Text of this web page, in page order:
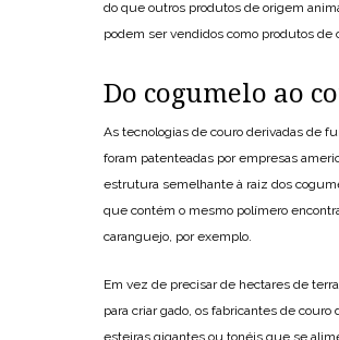
do que outros produtos de origem
podem ser vendidos como produtos de
Do cogumelo ao
As tecnologias de couro derivadas de
foram patenteadas por empresas
estrutura semelhante à raiz dos
que contém o mesmo polímero
caranguejo, por exemplo.
Em vez de precisar de hectares de
para criar gado, os fabricantes de
esteiras gigantes ou tonéis que se